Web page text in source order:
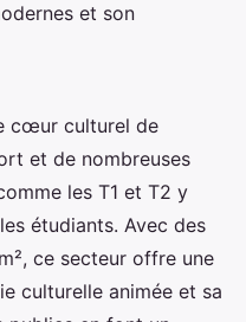
et son
cœur culturel de
et de nombreuses
les T1 et T2 y
étudiants. Avec des
ce secteur offre une
culturelle animée et sa